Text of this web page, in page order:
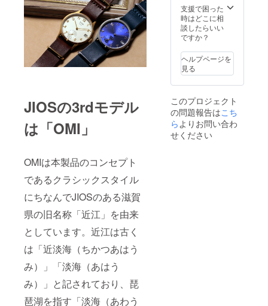
JIOSの3rdモデル
は「OMI」
OMIは本製品のコンセプト
であるクラシックスタイル
にちなんでJIOSのある滋賀
県の旧名称「近江」を由来
としています。近江は古く
は「近淡海（ちかつあはう
み）」「淡海（あはう
み）」と記されており、琵
琶湖を指す「淡海（あわう
るイン
ボイス
が必要
な場合
は、
メッ
にて実
行者に
直接お
問合せ
くださ
い） イ
ンボイ
違い等
による
返品・
返金は
いたし
す。 適
格請求
書発行
事業者
登録番
号：あ
り （適
む合計
金額に
対する
もので
ご注文
状況、
製造工
程上の
により
出荷時
期が遅
れる場
→
16,830
円（税
込・送
＜一般
予定販
売価
格
円(税
込・送
料込)＞
※ 割引
率は一
了承く
ださい
ませ。
◆2025
末頃の
お届け
予定で
す◆ 先
限定早
割
15％OF
F 一般
予定販
支援で困った
時はどこに相
談したらいい
ですか？
ヘルプページを
見る
このプロジェクト
の問題報告はこち
らよりお問い合わ
せください